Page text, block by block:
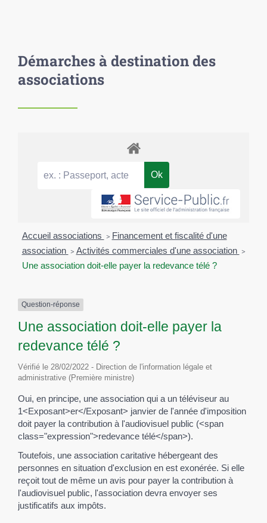
Démarches à destination des
associations
Accueil associations > Financement et fiscalité d'une
association > Activités commerciales d'une association >
Une association doit-elle payer la redevance télé ?
Question-réponse
Une association doit-elle payer la
redevance télé ?
Vérifié le 28/02/2022 - Direction de l'information légale et
administrative (Première ministre)
Oui, en principe, une association qui a un téléviseur au
1<Exposant>er</Exposant> janvier de l'année d'imposition
doit payer la contribution à l'audiovisuel public (<span
class="expression">redevance télé</span>).
Toutefois, une association caritative hébergeant des
personnes en situation d'exclusion en est exonérée. Si elle
reçoit tout de même un avis pour payer la contribution à
l'audiovisuel public, l'association devra envoyer ses
justificatifs aux impôts.